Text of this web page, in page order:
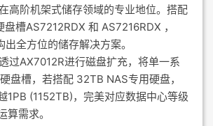
高阶机架式储存领域的专业地位。搭配
槽AS7212RDX 和 AS7216RDX ，
全方位的储存解决方案。
过AX7012R进行磁盘扩充，将单一系
盘槽，若搭配 32TB NAS专用硬盘，
1PB (1152TB)，完美对应数据中心等级
算需求。